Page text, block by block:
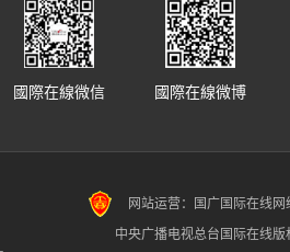
國際在線微博
國際在線微信
网站运营：国广国际在线
中央广播电视总台国际在线